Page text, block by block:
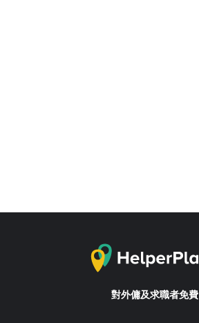
對外傭及求職者免費